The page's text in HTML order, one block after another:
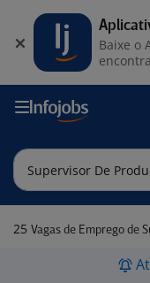
25 Vagas de Emprego de
Baixe o